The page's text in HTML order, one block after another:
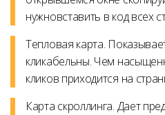
нужновставить в код всех
Тепловая карта.
кликабельны. Чем
кликов приходится на
Карта скроллинга. Дает